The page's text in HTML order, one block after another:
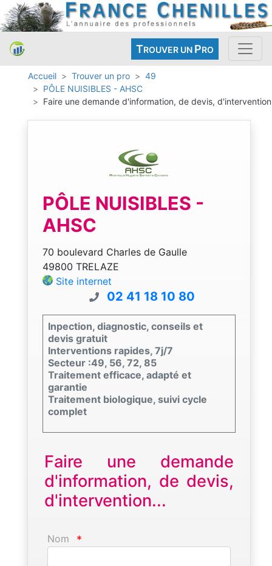
TROUVER UN PRO
Accueil Trouver un pro
49
PÔLE NUISIBLES - AHSC
Faire une demande d'information, de devis, d'intervention
PÔLE NUISIBLES -
AHSC
70 boulevard Charles de Gaulle
49800 TRELAZE
Site internet
02 41 18 10 80
Inpection, diagnostic, conseils et
devis gratuit
Interventions rapides, 7j/7
Secteur :49, 56, 72, 85
Traitement efficace, adapté et
garantie
Traitement biologique, suivi cycle
complet
Faire une demande
d'information, de devis,
d'intervention...
Nom *